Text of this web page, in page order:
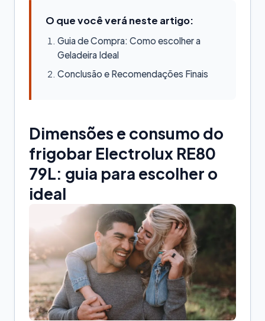
O que você verá neste artigo:
Guia de Compra: Como escolher a
Geladeira Ideal
Conclusão e Recomendações Finais
Dimensões e consumo do
frigobar Electrolux RE80
79L: guia para escolher o
ideal